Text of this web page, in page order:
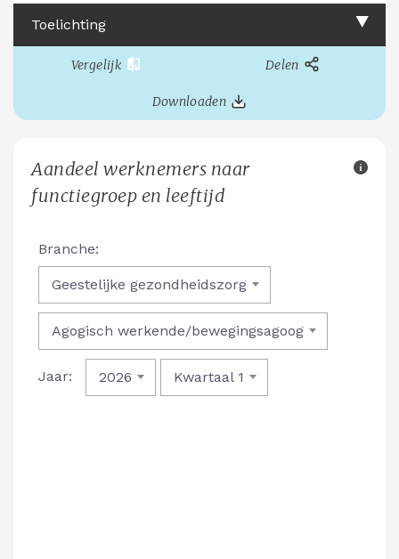
Toelichting
Vergelijk Delen
Downloaden
Aandeel werknemers naar
functiegroep en leeftijd